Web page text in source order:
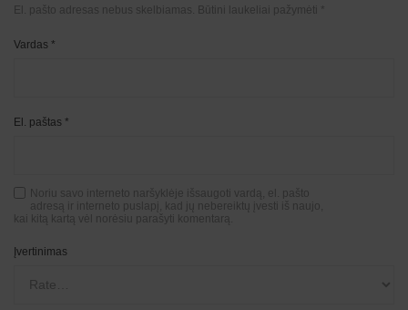
El. pašto adresas nebus skelbiamas. Būtini laukeliai pažymėti
Vardas *
El. paštas *
Noriu savo interneto naršyklėje išsaugoti vardą, el. pašto
adresą ir interneto puslapį, kad jų nebereiktų įvesti iš naujo,
kai kitą kartą vėl norėsiu parašyti komentarą.
Įvertinimas